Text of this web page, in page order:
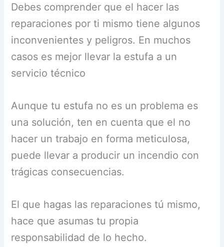
Debes comprender que el hacer las
reparaciones por ti mismo tiene algunos
inconvenientes y peligros. En muchos
casos es mejor llevar la estufa a un
servicio técnico
Aunque tu estufa no es un problema es
una solución, ten en cuenta que el no
hacer un trabajo en forma meticulosa,
puede llevar a producir un incendio con
trágicas consecuencias.
El que hagas las reparaciones tú mismo,
hace que asumas tu propia
responsabilidad de lo hecho.